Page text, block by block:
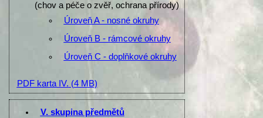
(chov a péče o zvěř, ochrana přírody)
Úroveň A - nosné okruhy
Úroveň B - rámcové okruhy
Úroveň C - doplňkové okruhy
PDF karta IV. (4 MB)
V. skupina předmětů